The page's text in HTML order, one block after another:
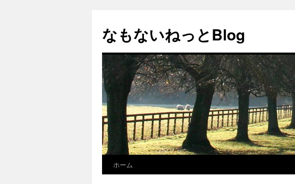
テ
ン
ス
キ
ッ
プ
なもないねっとBlog
ホーム